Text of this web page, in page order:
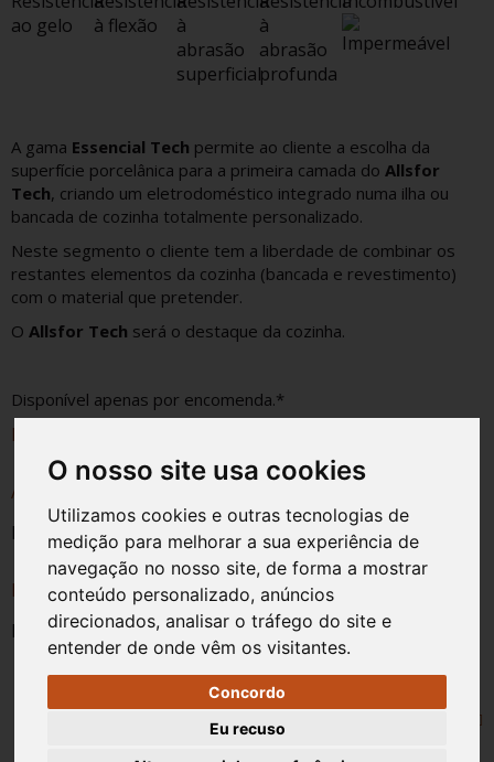
O nosso site usa cookies
Utilizamos cookies e outras tecnologias de
medição para melhorar a sua experiência de
navegação no nosso site, de forma a mostrar
conteúdo personalizado, anúncios
direcionados, analisar o tráfego do site e
entender de onde vêm os visitantes.
Concordo
Eu recuso
A gama Essencial Tech permite ao cliente a escolha da
superfície porcelânica para a primeira camada do Allsfor
Tech, criando um eletrodoméstico integrado numa ilha ou
bancada de cozinha totalmente personalizado.
Neste segmento o cliente tem a liberdade de combinar os
restantes elementos da cozinha (bancada e revestimento)
com o material que pretender.
O Allsfor Tech será o destaque da cozinha.
Disponível apenas por encomenda.*
ESPESSURA
ACABAMENTO
Mate
FORMATO
Personalizável até: 315 x 122 cm (medida máxima)